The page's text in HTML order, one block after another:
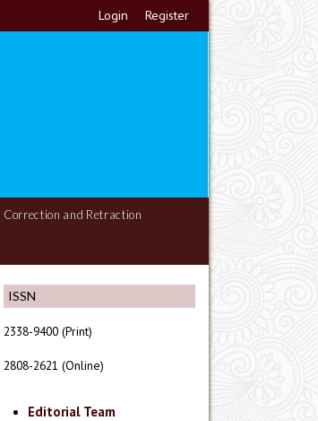
Login Register
Correction and Retraction
ISSN
2338-9400 (Print)
2808-2621 (Online)
Editorial Team